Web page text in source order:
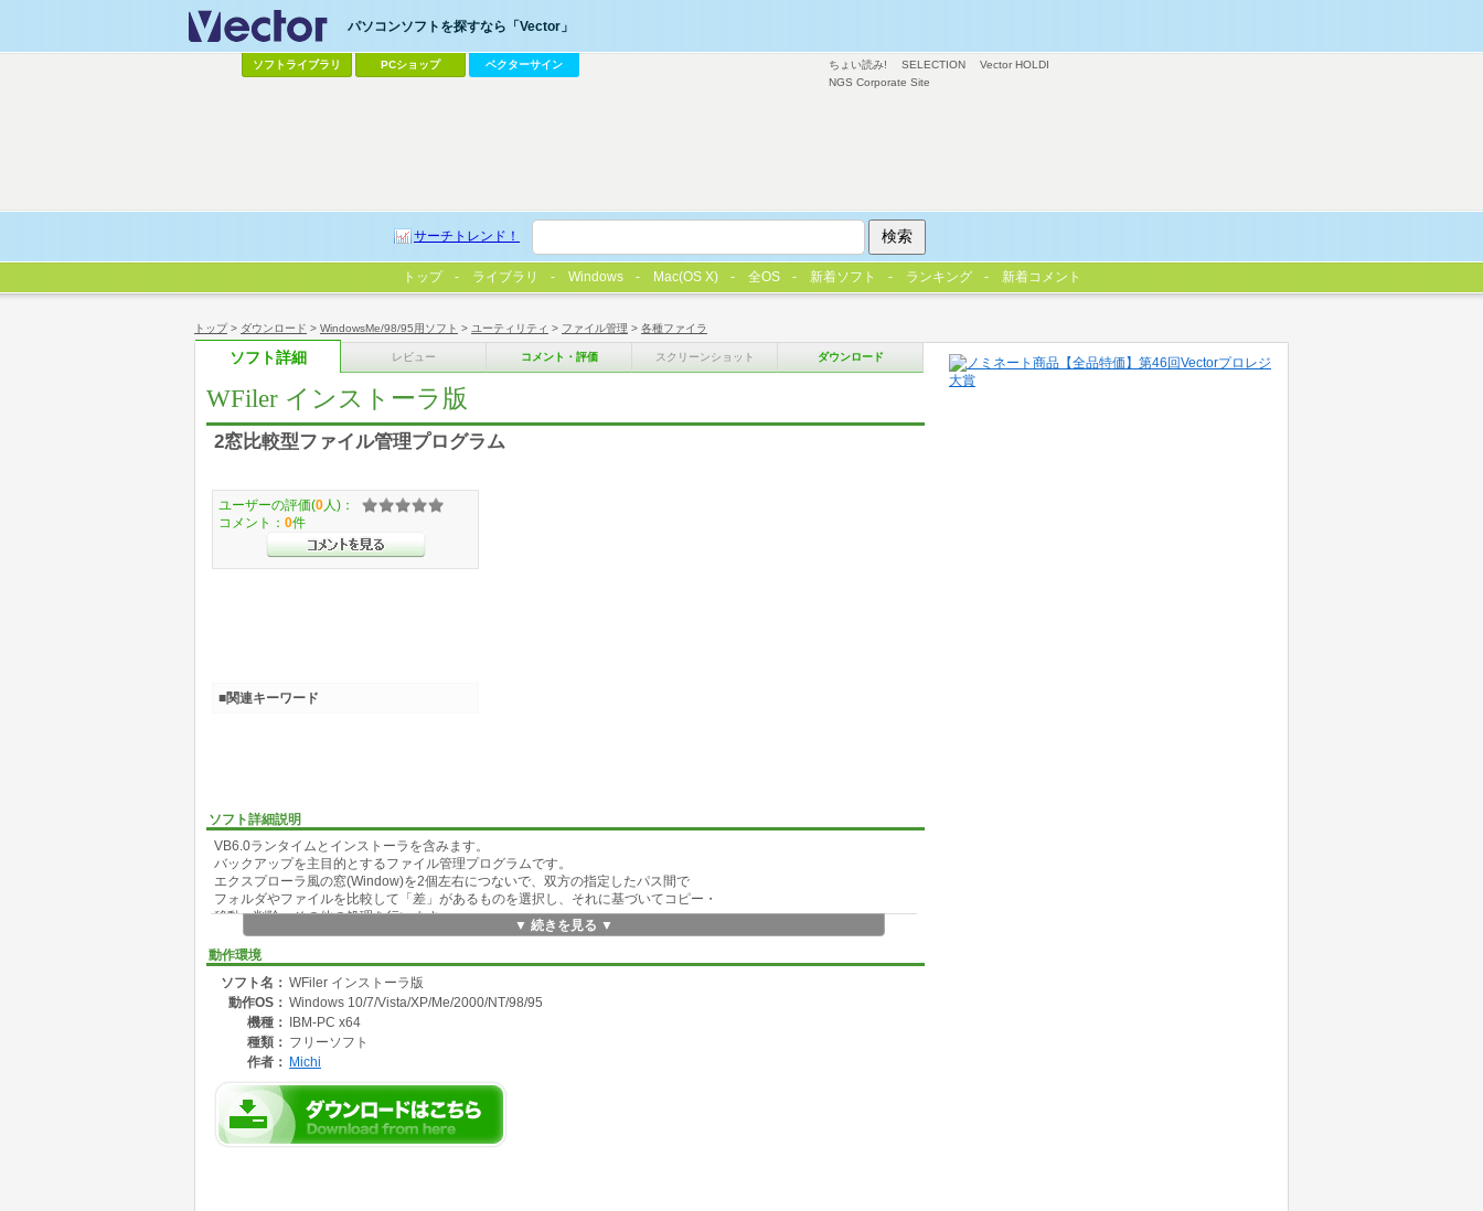
トップ> ダウンロード > WindowsMe/98/95用ソフト > ユーティリティ > ファイル管理 > 各種ファイラ
ソフト詳細 レビュー コメント・評価 スクリーンショット ダウンロード
WFiler インストーラ版
2窓比較型ファイル管理プログラム
ソフト詳細説明
VB6.0ランタイムとインストーラを含みます。
バックアップを主目的とするファイル管理プログラムです。
エクスプローラ風の窓(Window)を2個左右につないで、双方の指定したパス間で
フォルダやファイルを比較して「差」があるものを選択し、それに基づいてコピー・
移動・削除・その他の処理を行います。
これらの処理は、単に画面に表示されているパスだけではなく、そのパスの下位に
あるすべてのフォルダやファイルを対象にすることもできるので、下位に多重階層を
有するフォルダ内のファイルのバックアップが簡単にできます。
その他、テキスト・イメージファイルの内容表示、テキストファイルの簡易編集、
フォルダやファイルの検索および名前・属性・タイムスタンプの変更と圧縮/解凍、
同一拡張子の複数ファイルの連番付け、ファイル拡張子に対応付けた実行ファイルの
起動などの機能を備えています。
▼ 続きを見る ▼
動作環境
ソフト名： WFiler インストーラ版
動作OS： Windows 10/7/Vista/XP/Me/2000/NT/98/95
機種：
IBM-PC x64
種類： フリーソフト
作者： Michi
ユーザーの評価(0 人)：
コメント： 0件
■関連キーワード
ちょい読み! SELECTION
Vector HOLDI
NGS Corporate Site
パソコンソフトを探すなら「Vector」
ソフトライブラリ PCショップ ベクターサイン
サーチトレンド！
トップ ライブラリ Windows Mac(OS X) 全OS 新着ソフト ランキング 新着コメント